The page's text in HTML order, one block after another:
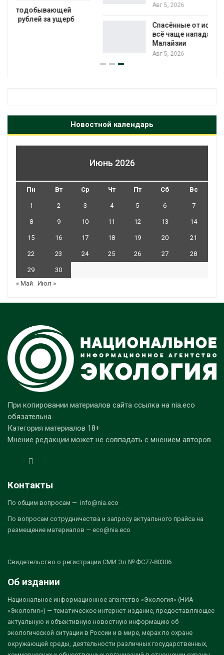
Спасённые от исчезновения крокодилы
всё чаще нападают на жителей
Новостной календарь
Июнь 2026
Пн Вт Ср Чт Пт Сб Вс
1 2 3 4 5 6 7
8 9 10 11 12 13 14
15 16 17 18 19 20 21
22 23 24 25 26 27 28
29
30
« Май
Июл »
При копировании материалов сайта ссылка на nia.eco
обязательна.
Категория материалов 18+
Мнение редакции может не совпадать с мнением авторов.
Контакты
По общим вопросам — info@nia.eco
По вопросам сотрудничества и запросу актуального прайса на
размещение материалов — eco@nia.eco
Свидетельство о регистрации СМИ Эл № ФС77-80306
Об издании
Национальное информационное агентство «Экология» (НИА
«Экология») — тематическое интернет-издание, предоставляющее
актуальную и объективную новостную информацию об
экологической ситуации в России и в мире, мерах по охране
окружающей среды, деятельности различных государственных,